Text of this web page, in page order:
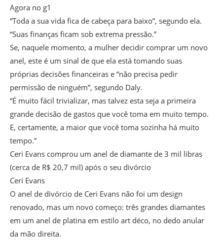
Agora no g1
“Toda a sua vida fica de cabeça para baixo”, segundo ela.
“Suas finanças ficam sob extrema pressão.”
Se, naquele momento, a mulher decidir comprar um novo
anel, este é um sinal de que ela está tomando suas
próprias decisões financeiras e “não precisa pedir
permissão de ninguém”, segundo Daly.
“É muito fácil trivializar, mas talvez esta seja a primeira
grande decisão de gastos que você toma em muito tempo.
E, certamente, a maior que você toma sozinha há muito
tempo.”
Ceri Evans comprou um anel de diamante de 3 mil libras
(cerca de R$ 20,7 mil) após o seu divórcio
Ceri Evans
O anel de divórcio de Ceri Evans não foi um design
renovado, mas um novo começo: três grandes diamantes
em um anel de platina em estilo art déco, no dedo anular
da mão direita.